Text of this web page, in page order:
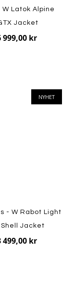
W Latok Alpine
Jacket
999,00 kr
NYHET
- W Rabot Light
Shell Jacket
499,00 kr